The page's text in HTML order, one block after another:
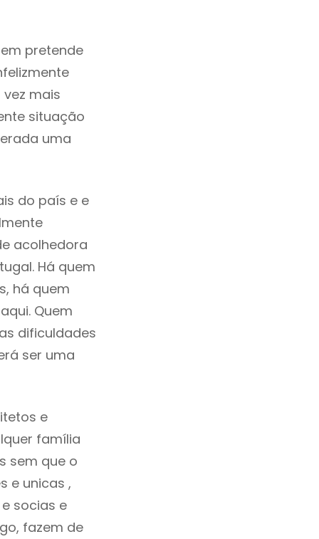
pretende
mais
situação
uma
do país e e
acolhedora
Há quem
há quem
Quem
dificuldades
ser uma
e
família
sem que o
e unicas ,
socias e
fazem de